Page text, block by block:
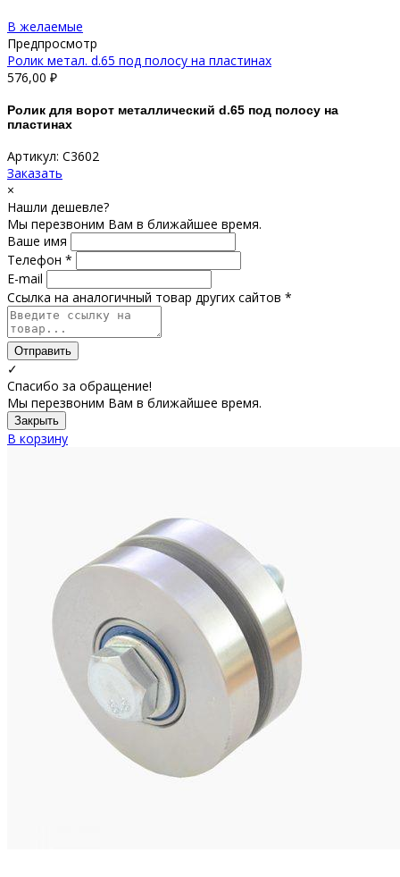
В желаемые
Предпросмотр
Ролик метал. d.65 под полосу на пластинах
576,00 ₽
Ролик для ворот металлический d.65 под полосу на
пластинах
Артикул: С3602
Заказать
×
Нашли дешевле?
Мы перезвоним Вам в ближайшее время.
Ваше имя
Телефон *
E-mail
Ссылка на аналогичный товар других сайтов *
Отправить
✓
Спасибо за обращение!
Мы перезвоним Вам в ближайшее время.
Закрыть
В корзину